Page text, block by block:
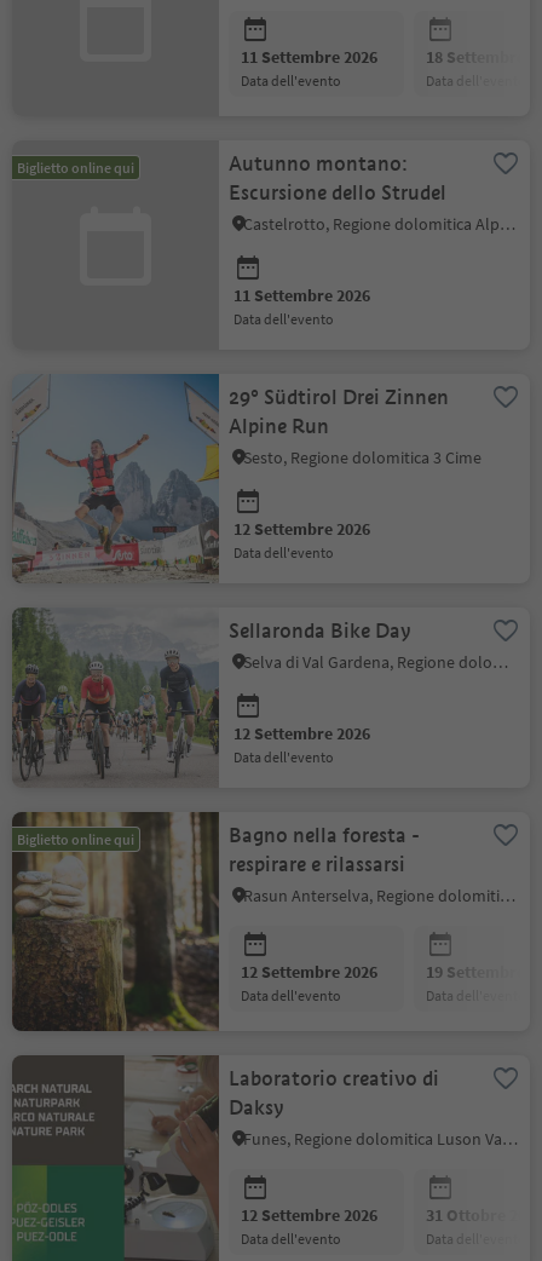
11 Settembre 2026
data dell'evento
18 Settembre
data dell'evento
Biglietto online qui
Autunno montano:
Escursione dello Strudel
Castelrotto, Regione dolomitica Alpe di Siusi
11 Settembre 2026
data dell'evento
29° Südtirol Drei Zinnen
Alpine Run
Sesto, Regione dolomitica 3 Cime
12 Settembre 2026
data dell'evento
Sellaronda Bike Day
Selva di Val Gardena, Regione dolomitica Val Gardena
12 Settembre 2026
data dell'evento
Biglietto online qui
Bagno nella foresta -
respirare e rilassarsi
Rasun Anterselva, Regione dolomitica Plan de Corones
12 Settembre 2026
data dell'evento
19 Settembre
data dell'evento
Laboratorio creativo di
Daksy
Funes, Regione dolomitica Luson Val di Funes
12 Settembre 2026
data dell'evento
31 Ottobre 2026
data dell'evento